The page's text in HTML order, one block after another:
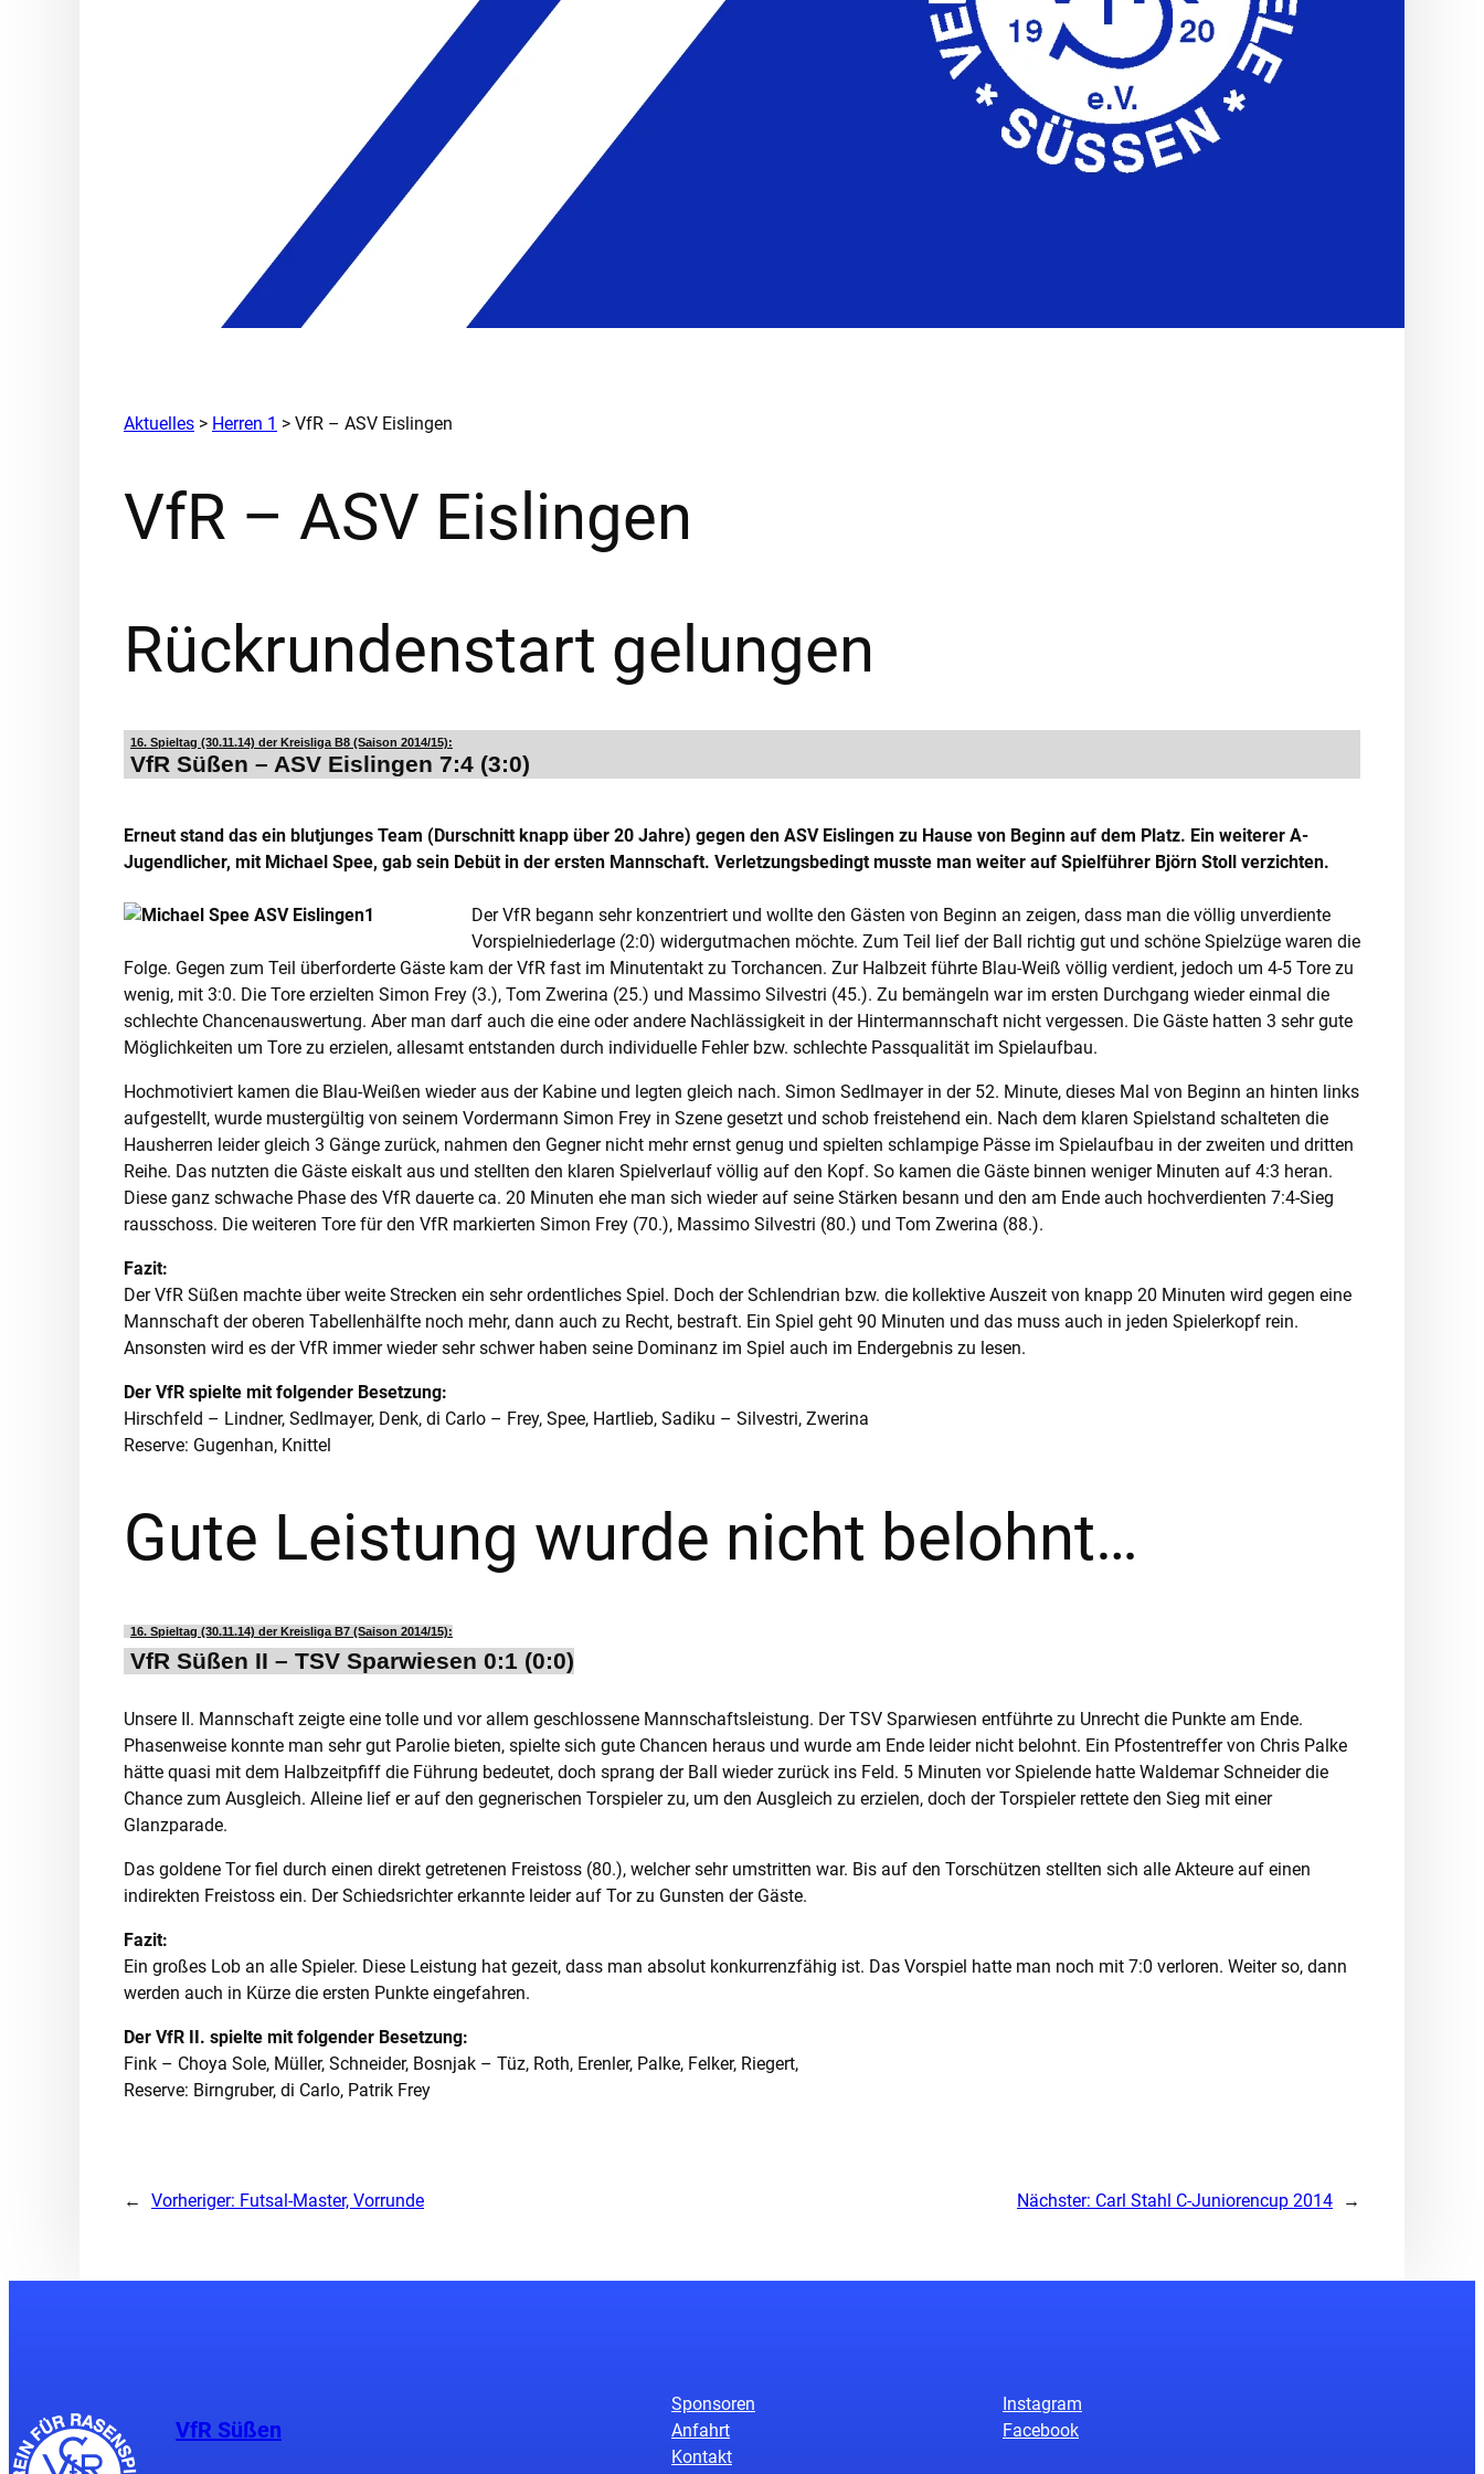
Aktuelles > Herren 1 > VfR – ASV Eislingen
VfR – ASV Eislingen
Rückrundenstart gelungen
16. Spieltag (30.11.14) der Kreisliga B8 (Saison 2014/15):
VfR Süßen – ASV Eislingen 7:4 (3:0)
Erneut stand das ein blutjunges Team (Durschnitt knapp über 20 Jahre) gegen den ASV Eislingen zu Hause von Beginn auf dem Platz. Ein weiterer A-
Jugendlicher, mit Michael Spee, gab sein Debüt in der ersten Mannschaft. Verletzungsbedingt musste man weiter auf Spielführer Björn Stoll verzichten.
Der VfR begann sehr konzentriert und wollte den Gästen von Beginn an zeigen, dass man die völlig unverdiente
Vorspielniederlage (2:0) widergutmachen möchte. Zum Teil lief der Ball richtig gut und schöne Spielzüge waren die
Folge. Gegen zum Teil überforderte Gäste kam der VfR fast im Minutentakt zu Torchancen. Zur Halbzeit führte Blau-Weiß völlig verdient, jedoch um 4-5 Tore zu
wenig, mit 3:0. Die Tore erzielten Simon Frey (3.), Tom Zwerina (25.) und Massimo Silvestri (45.). Zu bemängeln war im ersten Durchgang wieder einmal die
schlechte Chancenauswertung. Aber man darf auch die eine oder andere Nachlässigkeit in der Hintermannschaft nicht vergessen. Die Gäste hatten 3 sehr gute
Möglichkeiten um Tore zu erzielen, allesamt entstanden durch individuelle Fehler bzw. schlechte Passqualität im Spielaufbau.
Hochmotiviert kamen die Blau-Weißen wieder aus der Kabine und legten gleich nach. Simon Sedlmayer in der 52. Minute, dieses Mal von Beginn an hinten links
aufgestellt, wurde mustergültig von seinem Vordermann Simon Frey in Szene gesetzt und schob freistehend ein. Nach dem klaren Spielstand schalteten die
Hausherren leider gleich 3 Gänge zurück, nahmen den Gegner nicht mehr ernst genug und spielten schlampige Pässe im Spielaufbau in der zweiten und dritten
Reihe. Das nutzten die Gäste eiskalt aus und stellten den klaren Spielverlauf völlig auf den Kopf. So kamen die Gäste binnen weniger Minuten auf 4:3 heran.
Diese ganz schwache Phase des VfR dauerte ca. 20 Minuten ehe man sich wieder auf seine Stärken besann und den am Ende auch hochverdienten 7:4-Sieg
rausschoss. Die weiteren Tore für den VfR markierten Simon Frey (70.), Massimo Silvestri (80.) und Tom Zwerina (88.).
Fazit:
Der VfR Süßen machte über weite Strecken ein sehr ordentliches Spiel. Doch der Schlendrian bzw. die kollektive Auszeit von knapp 20 Minuten wird gegen eine
Mannschaft der oberen Tabellenhälfte noch mehr, dann auch zu Recht, bestraft. Ein Spiel geht 90 Minuten und das muss auch in jeden Spielerkopf rein.
Ansonsten wird es der VfR immer wieder sehr schwer haben seine Dominanz im Spiel auch im Endergebnis zu lesen.
Der VfR spielte mit folgender Besetzung:
Hirschfeld – Lindner, Sedlmayer, Denk, di Carlo – Frey, Spee, Hartlieb, Sadiku – Silvestri, Zwerina
Reserve: Gugenhan, Knittel
Gute Leistung wurde nicht belohnt…
16. Spieltag (30.11.14) der Kreisliga B7 (Saison 2014/15):
VfR Süßen II – TSV Sparwiesen 0:1 (0:0)
Unsere II. Mannschaft zeigte eine tolle und vor allem geschlossene Mannschaftsleistung. Der TSV Sparwiesen entführte zu Unrecht die Punkte am Ende.
Phasenweise konnte man sehr gut Parolie bieten, spielte sich gute Chancen heraus und wurde am Ende leider nicht belohnt. Ein Pfostentreffer von Chris Palke
hätte quasi mit dem Halbzeitpfiff die Führung bedeutet, doch sprang der Ball wieder zurück ins Feld. 5 Minuten vor Spielende hatte Waldemar Schneider die
Chance zum Ausgleich. Alleine lief er auf den gegnerischen Torspieler zu, um den Ausgleich zu erzielen, doch der Torspieler rettete den Sieg mit einer
Glanzparade.
Das goldene Tor fiel durch einen direkt getretenen Freistoss (80.), welcher sehr umstritten war. Bis auf den Torschützen stellten sich alle Akteure auf einen
indirekten Freistoss ein. Der Schiedsrichter erkannte leider auf Tor zu Gunsten der Gäste.
Fazit:
Ein großes Lob an alle Spieler. Diese Leistung hat gezeit, dass man absolut konkurrenzfähig ist. Das Vorspiel hatte man noch mit 7:0 verloren. Weiter so, dann
werden auch in Kürze die ersten Punkte eingefahren.
Der VfR II. spielte mit folgender Besetzung:
Fink – Choya Sole, Müller, Schneider, Bosnjak – Tüz, Roth, Erenler, Palke, Felker, Riegert,
Reserve: Birngruber, di Carlo, Patrik Frey
← Vorheriger: Futsal-Master, Vorrunde Nächster: Carl Stahl C-Juniorencup 2014 →
VfR Süßen
Sponsoren
Anfahrt
Kontakt
Instagram
Facebook